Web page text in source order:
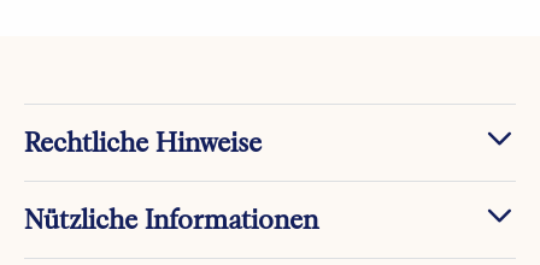
Rechtliche Hinweise
Nützliche Informationen